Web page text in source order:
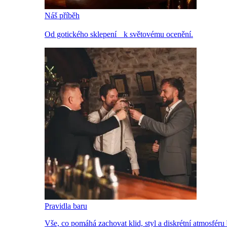
Náš příběh
Od gotického sklepení k světovému ocenění.
Pravidla baru
Vše, co pomáhá zachovat klid, styl a diskrétní atmosféru